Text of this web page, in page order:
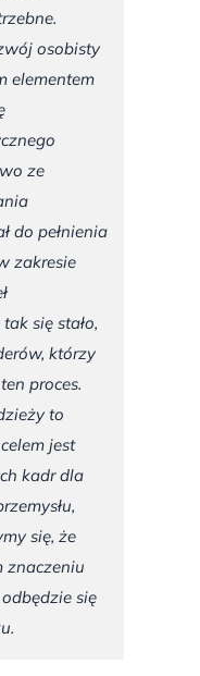
osobisty
elementem
ze
do pełnienia
zakresie
się stało,
którzy
proces.
to
jest
kadr dla
się, że
znaczeniu
się